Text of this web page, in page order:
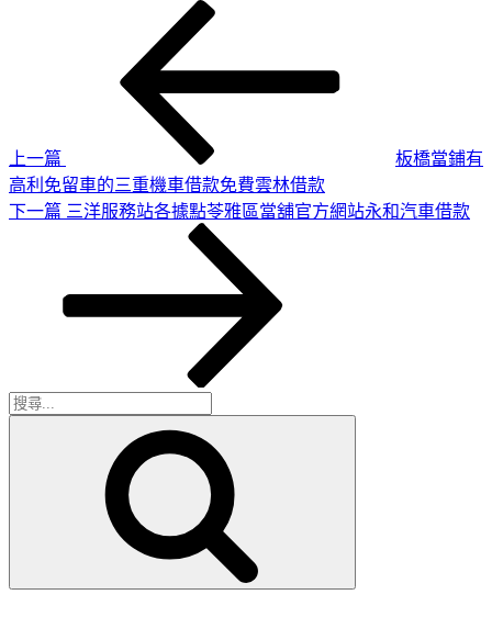
上一篇
板橋當鋪有
高利免留車的三重機車借款免費雲林借款
下
下一篇 三洋服務站各據點苓雅區當舖官方網站永和汽車借款
搜